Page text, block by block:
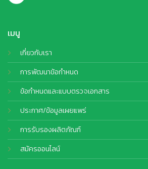
เมนู
เกี่ยวกับเรา
การพัฒนาข้อกำหนด
ข้อกำหนดและแบบตรวจเอกสาร
ประกาศ/ข้อมูลเผยแพร่
การรับรองผลิตภัณฑ์
สมัครออนไลน์